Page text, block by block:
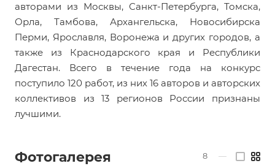
авторами из Москвы, Санкт-Петербурга, Томска,
Орла, Тамбова, Архангельска, Новосибирска
Перми, Ярославля, Воронежа и других городов, а
также из Краснодарского края и Республики
Дагестан. Всего в течение года на конкурс
поступило 120 работ, из них 16 авторов и авторских
коллективов из 13 регионов России признаны
лучшими.
Фотогалерея 8 —